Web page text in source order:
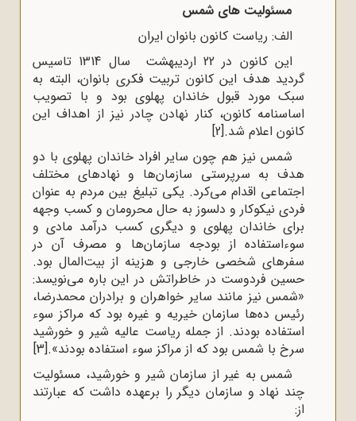
مسئولیت های شمس
الف: ریاست کانون بانوان ایران
این کانون در 22 اردیبهشت سال 1314 تاسیس
گردید هدف این کانون تربیت فکری بانوان، البته به
سبک مورد قبول خاندان پهلوی بود و با تصویب
اساسنامه کانون، کنار نهادن چادر نیز از اهداف این
کانون اعلام شد.[2]
شمس نیز هم‌ چون سایر افراد خاندان پهلوی با دو
هدف به سرپرستی سازمان‌‌ها و نهاد‌‌های مختلف
اجتماعی اقدام می‌کرد. یکی تبلیغ بین مردم به عنوان
فردی نیکوکار و دلسوز به حال محرومان و کسب وجهه
برای خاندان پهلوی و دیگری کسب درآمد مادی و
سوء‌استفاده از بودجه سازمان‌ها و مصرف آن در
سفر‌های شخصی خارجی و هزینه از بیت‌المال بود.
حسین فردوست در خاطراتش در این باره می‌نویسد:
«شمس نیز مانند سایر خواهران و برادران محمدرضا،
رئیس ده‌ها سازمان خیریه و غیره بود که مراکز سوء
استفاده بودند. از جمله ریاست عالیه شیر و خورشید
سرخ با شمس بود که از مراکز سوء استفاده بودند».[3]
شمس به غیر از سازمان شیر و خورشید، مسئولیت
چند نهاد و سازمان دیگر را برعهده داشت که عبارتند
از: